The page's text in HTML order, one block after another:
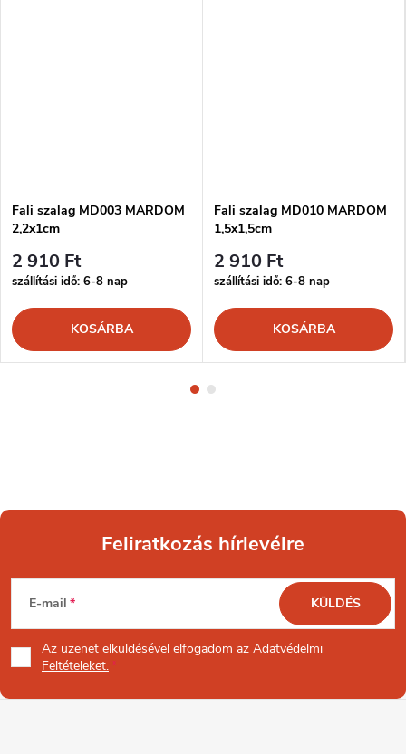
Fali szalag MD003 MARDOM
2,2x1cm
2 910 Ft
szállítási idő: 6-8 nap
KOSÁRBA
Fali szalag MD010 MARDOM
1,5x1,5cm
2 910 Ft
szállítási idő: 6-8 nap
KOSÁRBA
L
á
b
Feliratkozás hírlevélre
E-mail
Az üzenet elküldésével elfogadom az Adatvédelmi
Feltételeket.
KÜLDÉS